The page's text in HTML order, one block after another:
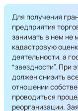
Для получения
предприятия
занимать в нем не
кадастровую
деятельности, а
“звездности”. При
должен снизить
отношении
проводиться
реорганизации.